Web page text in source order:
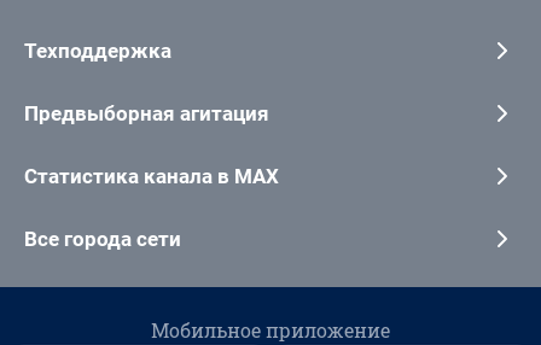
Техподдержка
Предвыборная агитация
Статистика канала в MAX
Все города сети
Мобильное приложение